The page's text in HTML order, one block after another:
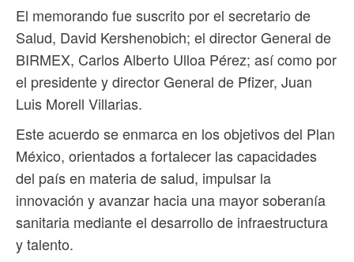
El memorando fue suscrito por el secretario de
Salud, David Kershenobich; el director General de
BIRMEX, Carlos Alberto Ulloa Pérez; así como por
el presidente y director General de Pfizer, Juan
Luis Morell Villarias.
Este acuerdo se enmarca en los objetivos del Plan
México, orientados a fortalecer las capacidades
del país en materia de salud, impulsar la
innovación y avanzar hacia una mayor soberanía
sanitaria mediante el desarrollo de infraestructura
y talento.